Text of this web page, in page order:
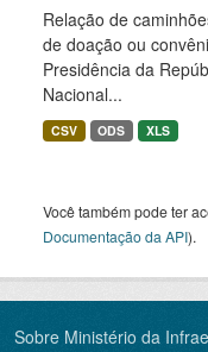
Relação de
de doação ou
Presidência da
Nacional...
CSV ODS XLS
Você também pode ter
Documentação da API).
Sobre Ministério da